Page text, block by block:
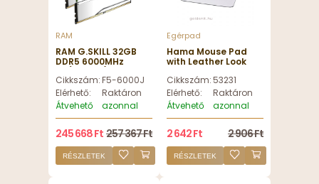
RAM
RAM G.SKILL 32GB
DDR5 6000MHz
Z5 Royal Silver - F5-
6000J2836G16GX2-
TR5S
Cikkszám:F5-6000J2836G16GX2-TR5S
Elérhető:
Raktáron
Átvehető
azonnal
245 668 Ft 257 367 Ft
RÉSZLETEK
Egérpad
Hama Mouse Pad
with Leather Look
180x220x3mm
Cikkszám:53231
Elérhető:
Raktáron
Átvehető
azonnal
2 642 Ft 2 906 Ft
RÉSZLETEK